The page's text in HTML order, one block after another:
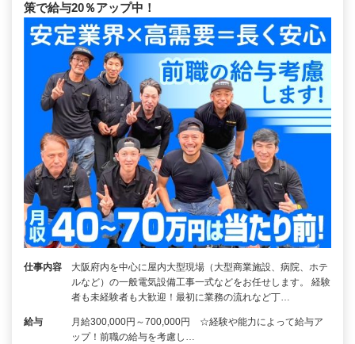
策で給与20％アップ中！
仕事内容
大阪府内を中心に屋内大型現場（大型商業施設、病院、ホテ
ルなど）の一般電気設備工事一式などをお任せします。 経験
者も未経験者も大歓迎！最初に業務の流れなど丁…
給与
月給300,000円～700,000円 ☆経験や能力によって給与ア
ップ！前職の給与を考慮し…